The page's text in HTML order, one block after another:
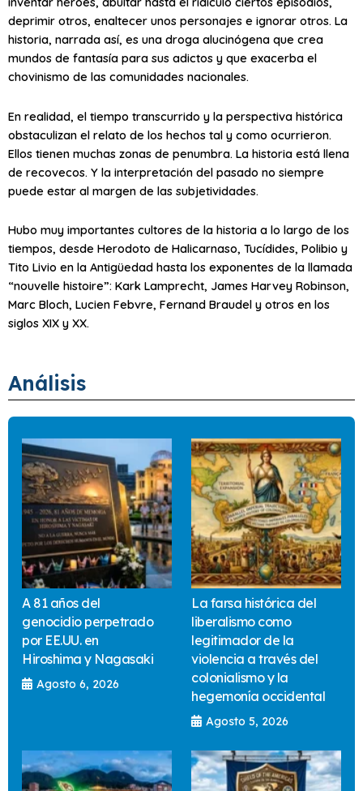
deprimir otros, enaltecer unos personajes e ignorar otros. La
historia, narrada así, es una droga alucinógena que crea
mundos de fantasía para sus adictos y que exacerba el
chovinismo de las comunidades nacionales.
En realidad, el tiempo transcurrido y la perspectiva histórica
obstaculizan el relato de los hechos tal y como ocurrieron.
Ellos tienen muchas zonas de penumbra. La historia está llena
de recovecos. Y la interpretación del pasado no siempre
puede estar al margen de las subjetividades.
Hubo muy importantes cultores de la historia a lo largo de los
tiempos, desde Herodoto de Halicarnaso, Tucídides, Polibio y
Tito Livio en la Antigüedad hasta los exponentes de la llamada
“nouvelle histoire”: Kark Lamprecht, James Harvey Robinson,
Marc Bloch, Lucien Febvre, Fernand Braudel y otros en los
siglos XIX y XX.
Análisis
A 81 años del
genocidio perpetrado
por EE.UU. en
Hiroshima y Nagasaki
Agosto 6, 2026
La farsa histórica del
liberalismo como
legitimador de la
violencia a través del
colonialismo y la
hegemonía occidental
Agosto 5, 2026